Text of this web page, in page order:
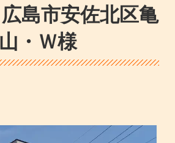
島市安佐北区亀
山・Ｗ様